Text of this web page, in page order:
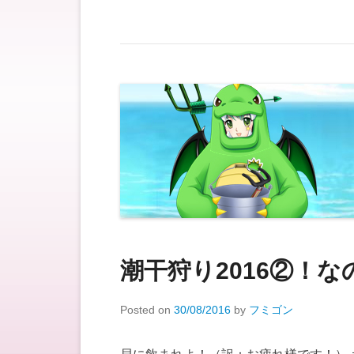
潮干狩り2016②！な
Posted on 30/08/2016 by フミゴン